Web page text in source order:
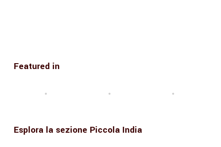
Featured in
Esplora la sezione Piccola India